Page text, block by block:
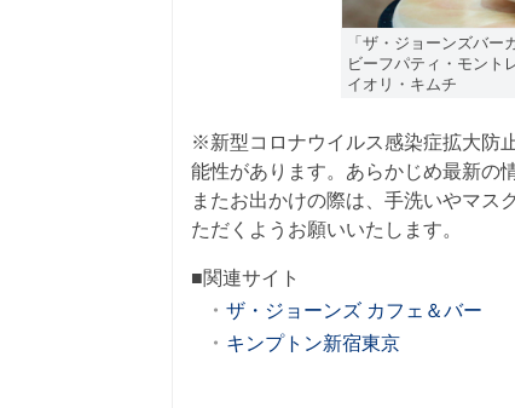
「ザ・ジョーンズバー
ビーフパティ・モント
イオリ・キムチ
※新型コロナウイルス感染症拡大防
能性があります。あらかじめ最新の
またお出かけの際は、手洗いやマス
ただくようお願いいたします。
■関連サイト
ザ・ジョーンズ カフェ＆バー
キンプトン新宿東京